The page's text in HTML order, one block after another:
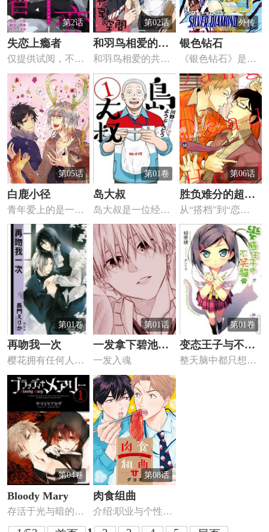
第2话
失恋上瘾者
仅提供试阅，不会
上传结局，谨慎入
坑。 如...
第02话
和羽鸟相爱的共
享空间
和羽鸟相爱的共享
空间
外传
银色钻石
《银色钻石》是杉
浦志保继《冰之魔
物语》后...
第05话
白鹿小径
青年爱上的是一头
美丽的……鹿！？
第01卷
岛大叔
岛大叔是一位经验
老道的超商大夜班
员工。常...
第06话
胜负难分的超高
速弹丸
从“搭档”到“恋
人”的道路……意外
的艰难...
第01卷
再吻我一次
樱花拥有任何人只
要望一眼就会为之
倾倒的美...
第01话
一发拿下碧池前
辈方法
一发入魂
第01卷
变态王子与不笑
猫-轻小说版
整天脑中都只想着
第04卷
Bloody Mary
存活于光与暗的夹
缝中，孤独且饥渴
第08话
肉食组曲
介绍:职业与个性各
不相同的三人——